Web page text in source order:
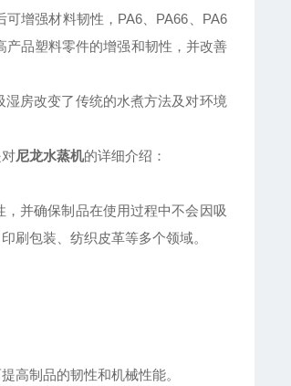
增强材料韧性，PA6、PA66、PA6
产品塑料零件的增强和韧性，并改善
房改变了传统的水煮方法及对环境
尼龙水蒸机的详细介绍：
并确保制品在使用过程中不会因吸
刷包装、纺织皮革等多个领域。
高制品的韧性和机械性能。